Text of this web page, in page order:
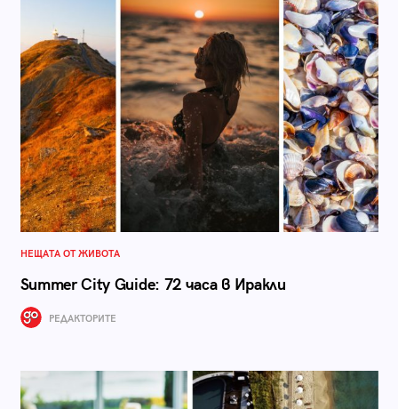
НЕЩАТА ОТ ЖИВОТА
Summer City Guide: 72 часа в Иракли
РЕДАКТОРИТЕ